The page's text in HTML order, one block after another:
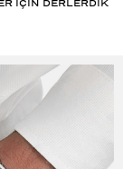
İÇİN DERLERDİK